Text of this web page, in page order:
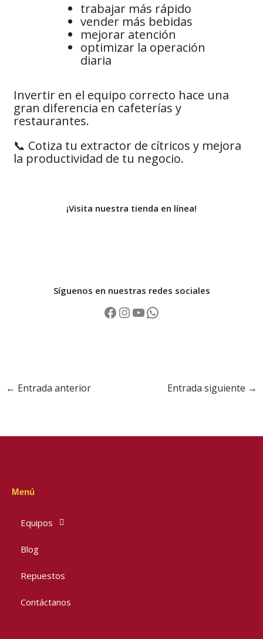
trabajar más rápido
vender más bebidas
mejorar atención
optimizar la operación
diaria
Invertir en el equipo correcto hace una
gran diferencia en cafeterías y
restaurantes.
📞 Cotiza tu extractor de cítricos y mejora
la productividad de tu negocio.
¡Visita nuestra tienda en línea!
Síguenos en nuestras redes sociales
← Entrada anterior Entrada siguiente →
Menú
Equipos
Blog
Repuestos
Contáctanos